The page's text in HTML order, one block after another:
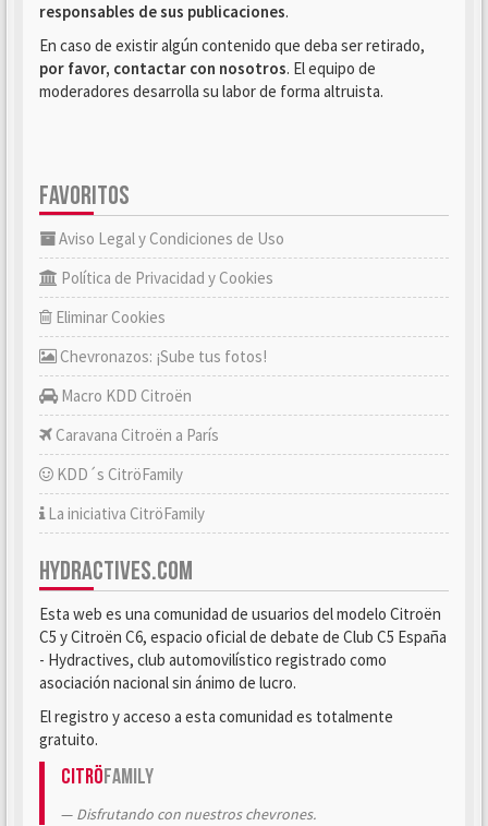
responsables de sus publicaciones.
En caso de existir algún contenido que deba ser retirado,
por favor, contactar con nosotros. El equipo de
moderadores desarrolla su labor de forma altruista.
FAVORITOS
Aviso Legal y Condiciones de Uso
Política de Privacidad y Cookies
Eliminar Cookies
Chevronazos: ¡Sube tus fotos!
Macro KDD Citroën
Caravana Citroën a París
KDD´s CitröFamily
La iniciativa CitröFamily
HYDRACTIVES.COM
Esta web es una comunidad de usuarios del modelo Citroën
C5 y Citroën C6, espacio oficial de debate de Club C5 España
- Hydractives, club automovilístico registrado como
asociación nacional sin ánimo de lucro.
El registro y acceso a esta comunidad es totalmente
gratuito.
CitröFamily
Disfrutando con nuestros chevrones.